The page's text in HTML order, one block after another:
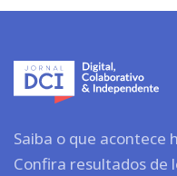
Saiba o que acontece
Confira resultados de